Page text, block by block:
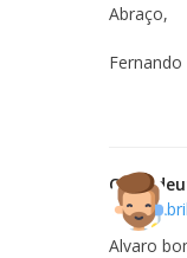
Abraço,
Fernando
18 de
Alvaro